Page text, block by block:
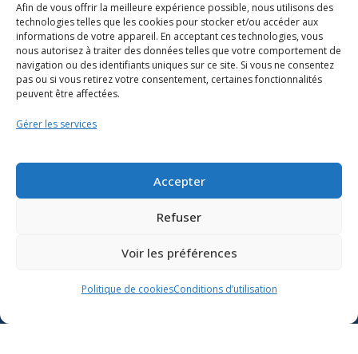
Afin de vous offrir la meilleure expérience possible, nous utilisons des
technologies telles que les cookies pour stocker et/ou accéder aux
informations de votre appareil. En acceptant ces technologies, vous
nous autorisez à traiter des données telles que votre comportement de
navigation ou des identifiants uniques sur ce site. Si vous ne consentez
pas ou si vous retirez votre consentement, certaines fonctionnalités
peuvent être affectées.
Gérer les services
Accepter
Refuser
Voir les préférences
Politique de cookiesConditions d’utilisation
Soutien scolaire
Formation
ministère de l’Éducation sur